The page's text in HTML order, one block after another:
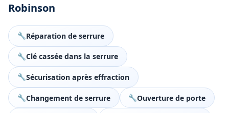
Robinson
Réparation de serrure
Clé cassée dans la serrure
Sécurisation après effraction
Changement de serrure Ouverture de porte